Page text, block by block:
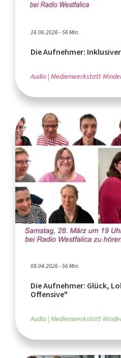
16.06.2026 - 56 Min.
Die Aufnehmer:
Audio Medienwerkstatt
08.04.2026 - 56 Min.
Die Aufnehmer: Glück,
Offensive"
Audio Medienwerkstatt